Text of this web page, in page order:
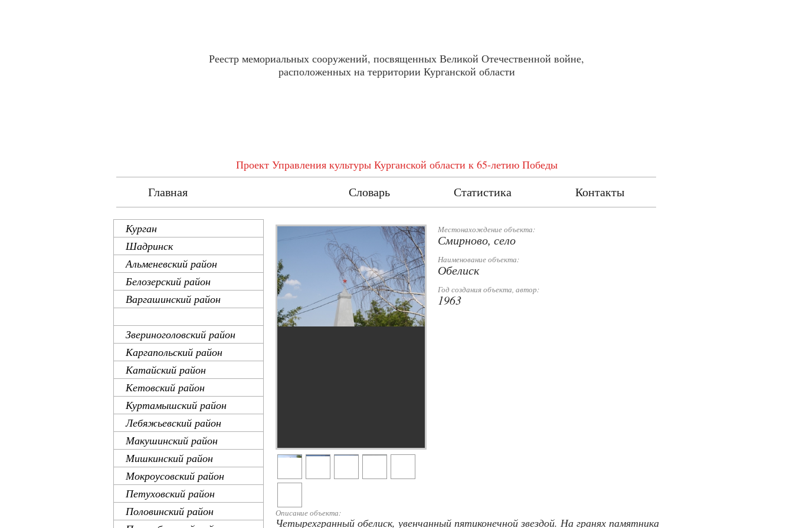
Реестр мемориальных сооружений, посвященных Великой Отечественной войне,
расположенных на территории Курганской области
Проект Управления культуры Курганской области к 65-летию Победы
Главная Словарь Статистика Контакты
Курган
Шадринск
Альменевский район
Белозерский район
Варгашинский район
Звериноголовский район
Каргапольский район
Катайский район
Кетовский район
Куртамышский район
Лебяжьевский район
Макушинский район
Мишкинский район
Мокроусовский район
Петуховский район
Половинский район
Местонахождение объекта:
Смирново, село
Наименование объекта:
Обелиск
Год создания объекта, автор:
1963
Описание объекта:
Четырехгранный обелиск, увенчанный пятиконечной звездой. На гранях памятника